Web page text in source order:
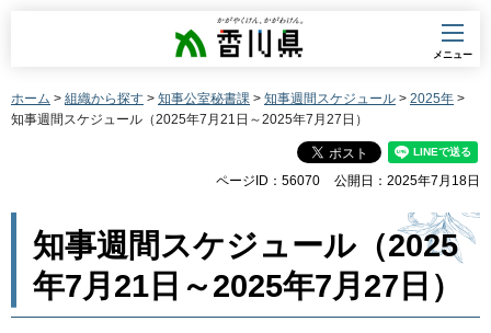
香川県
メニュー
ホーム > 組織から探す > 知事公室秘書課 > 知事週間スケジュール > 2025年 >
知事週間スケジュール（2025年7月21日～2025年7月27日）
ページID：56070 公開日：2025年7月18日
知事週間スケジュール（2025
年7月21日～2025年7月27日）